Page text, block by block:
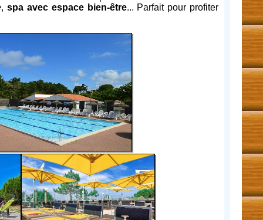
,spa avec espace bien-être... Parfait pour profiter